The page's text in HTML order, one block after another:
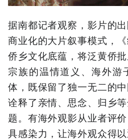
据南都记者观察，影片的
商业化的大片叙事模式，
侨乡文化底蕴，将泛黄侨
宗族的温情道义、海外游
体，既保留了独一无二的
诠释了亲情、思念、归乡
题。有海外观影从业者评
具感染力，让海外观众得